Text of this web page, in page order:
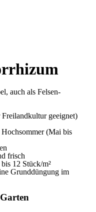
auch als Felsen-
geeignet)
(Mai bis
frisch
12 Stück/m²
Grunddüngung im